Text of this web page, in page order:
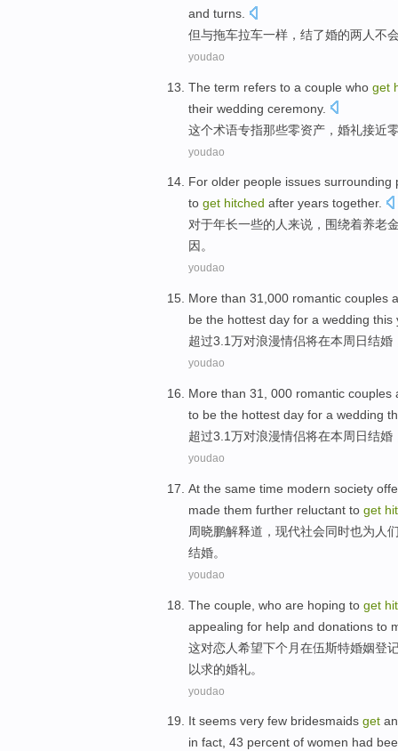
and turns
但与拖车拉车一样，结了婚的两人不会
youdao
The term refers to a couple who get
their wedding ceremony.
这个术语专指那些零资产 ，婚礼接近
youdao
For older people issues surrounding
to get hitched after years together.
对于年长一些的人来说 ， 围绕着养老金
因。
youdao
More than 31,000 romantic couples
be the hottest day for a wedding this
超过3.1万对浪漫情侣将在本周日结婚
youdao
More than 31, 000 romantic couples
to be the hottest day for a wedding
超过3.1万对浪漫情侣将在本周日结婚
youdao
At the same time modern society
made them further reluctant to get
周晓鹏解释道 ， 现代社会同时也为 人们
结婚。
youdao
The couple , who are hoping to get
appealing for help and donations to
这对恋人希望下个 月在伍斯特婚姻登
以求的婚礼。
youdao
It seems very few bridesmaids get
in fact, 43 percent of women had